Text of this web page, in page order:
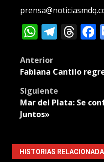
Post
Anterior
Fabiana Cantilo
Siguiente
Mar del Plata: Se
Juntos»
HISTORIAS